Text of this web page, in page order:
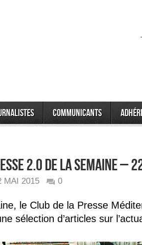
Communicants
2.0 DE LA SEMAINE
MAI 2015 0
le Club de la Presse
sélection d’articles sur